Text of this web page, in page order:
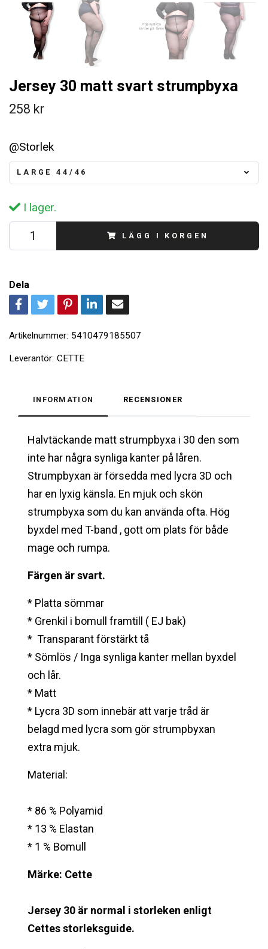
Jersey 30 matt svart strumpbyxa
258 kr
@Storlek
LARGE 44/46
I lager.
LÄGG I KORGEN
Dela
Artikelnummer: 5410479185507
Leverantör: CETTE
INFORMATION RECENSIONER
Halvtäckande matt strumpbyxa i 30 den som
inte har några synliga kanter på låren.
Strumpbyxan är försedda med lycra 3D och
har en lyxig känsla. En mjuk och skön
strumpbyxa som du kan använda ofta. Hög
byxdel med T-band , gott om plats för både
mage och rumpa.
Färgen är svart.
* Platta sömmar
* Grenkil i bomull framtill ( EJ bak)
* Transparant förstärkt tå
* Sömlös / Inga synliga kanter mellan byxdel
och lår.
* Matt
* Lycra 3D som innebär att varje tråd är
belagd med lycra som gör strumpbyxan
extra mjuk.
Material:
* 86 % Polyamid
* 13 % Elastan
* 1 % Bomull
Märke: Cette
Jersey 30 är normal i storleken enligt
Cettes storleksguide.